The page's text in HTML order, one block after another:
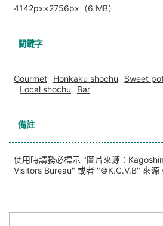
4142px×2756px（6 MB）
關鍵字
Gourmet Honkaku shochu
Sweet
Local shochu
Bar
備註
使用時請務必標示 "圖片來源：
Visitors Bureau" 或者 "©K.C.V.B" 來源